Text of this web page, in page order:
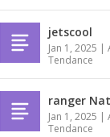
jetscool
Jan 1, 2025 |
Tendance
ranger
Jan 1, 2025 |
Tendance